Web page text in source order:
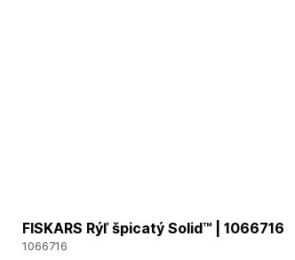
FISKARS Rýľ špicatý Solid™ | 1066716
1066716